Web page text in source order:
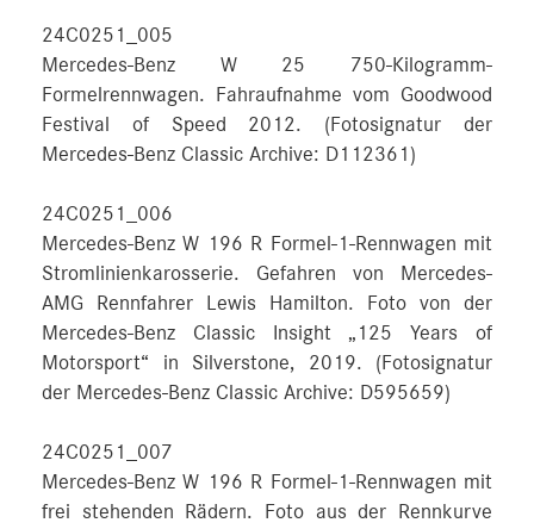
24C0251_005
Mercedes-Benz W 25 750-Kilogramm-
Formelrennwagen. Fahraufnahme vom Goodwood
Festival of Speed 2012. (Fotosignatur der
Mercedes-Benz Classic Archive: D112361)
24C0251_006
Mercedes-Benz W 196 R Formel-1-Rennwagen mit
Stromlinienkarosserie. Gefahren von Mercedes-
AMG Rennfahrer Lewis Hamilton. Foto von der
Mercedes-Benz Classic Insight „125 Years of
Motorsport“ in Silverstone, 2019. (Fotosignatur
der Mercedes-Benz Classic Archive: D595659)
24C0251_007
Mercedes-Benz W 196 R Formel-1-Rennwagen mit
frei stehenden Rädern. Foto aus der Rennkurve